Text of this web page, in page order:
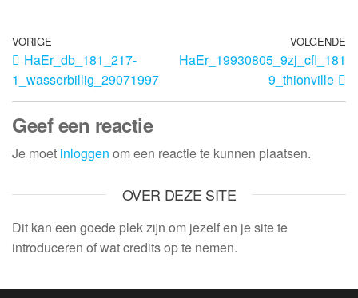
VORIGE
HaEr_db_181_217-
1_wasserbillig_29071997
VOLGENDE
HaEr_19930805_9zj_cfl_181
9_thionville
Geef een reactie
Je moet inloggen om een reactie te kunnen plaatsen.
OVER DEZE SITE
Dit kan een goede plek zijn om jezelf en je site te
introduceren of wat credits op te nemen.